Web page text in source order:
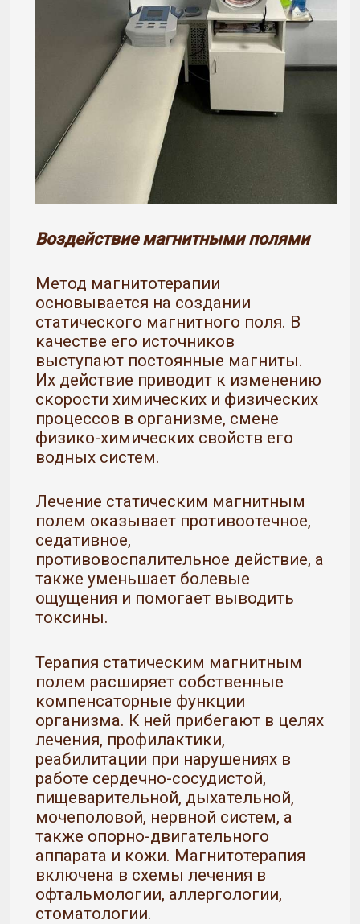
Воздействие магнитными полями
Метод магнитотерапии
основывается на создании
статического магнитного поля. В
качестве его источников
выступают постоянные магниты.
Их действие приводит к изменению
скорости химических и физических
процессов в организме, смене
физико-химических свойств его
водных систем.
Лечение статическим магнитным
полем оказывает противоотечное,
седативное,
противовоспалительное действие, а
также уменьшает болевые
ощущения и помогает выводить
токсины.
Терапия статическим магнитным
полем расширяет собственные
компенсаторные функции
организма. К ней прибегают в целях
лечения, профилактики,
реабилитации при нарушениях в
работе сердечно-сосудистой,
пищеварительной, дыхательной,
мочеполовой, нервной систем, а
также опорно-двигательного
аппарата и кожи. Магнитотерапия
включена в схемы лечения в
офтальмологии, аллергологии,
стоматологии.